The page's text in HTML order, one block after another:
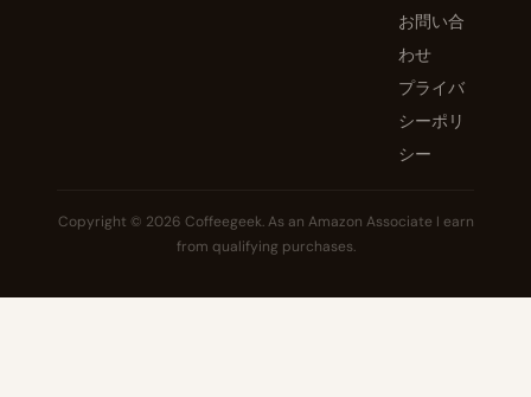
お問い合
わせ
プライバ
シーポリ
シー
Copyright © 2026 Coffeegeek. As an Amazon Associate I earn
from qualifying purchases.